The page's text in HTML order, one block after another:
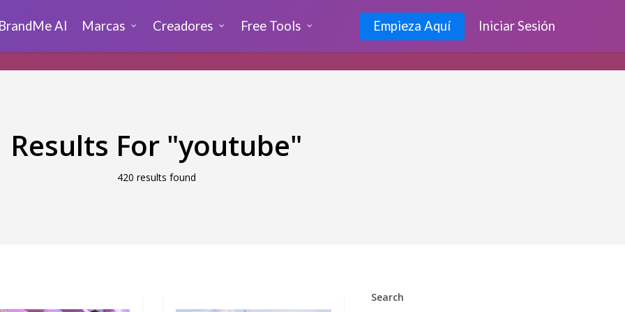
BrandMe AI Marcas Creadores Free Tools Empieza Aquí Iniciar Sesión
Results For "youtube"
420 results found
Search